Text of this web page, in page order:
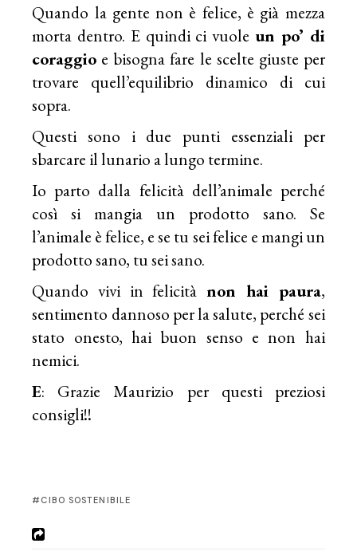
Quando la gente non è felice, è già mezza
morta dentro. E quindi ci vuole un po’ di
coraggio e bisogna fare le scelte giuste per
trovare quell’equilibrio dinamico di cui
sopra.
Questi sono i due punti essenziali per
sbarcare il lunario a lungo termine.
Io parto dalla felicità dell’animale perché
così si mangia un prodotto sano. Se
l’animale è felice, e se tu sei felice e mangi un
prodotto sano, tu sei sano.
Quando vivi in felicitànon hai paura,
sentimento dannoso per la salute, perché sei
stato onesto, hai buon senso e non hai
nemici.
E: Grazie Maurizio per questi preziosi
consigli!!
CIBO SOSTENIBILE